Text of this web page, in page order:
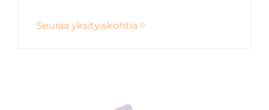
helpot maksutapahtumat ja tiedon
Seuraa yksityiskohtia